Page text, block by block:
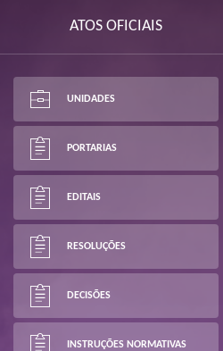
ATOS OFICIAIS
UNIDADES
PORTARIAS
EDITAIS
RESOLUÇÕES
DECISÕES
INSTRUÇÕES NORMATIVAS